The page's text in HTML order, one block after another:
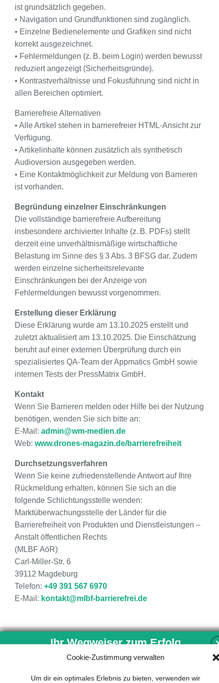
Cookie-Zustimmung verwalten
Um dir ein optimales Erlebnis zu bieten, verwenden wir
ist grundsätzlich gegeben.
• Navigation und Grundfunktionen sind zugänglich.
• Einzelne Bedienelemente und Grafiken sind nicht
korrekt ausgezeichnet.
• Fehlermeldungen (z. B. beim Login) werden bewusst
reduziert angezeigt (Sicherheitsgründe).
• Kontrastverhältnisse und Fokusführung sind nicht in
allen Bereichen optimiert.
Barrierefreie Alternativen
• Alle Artikel stehen in barrierefreier HTML-Ansicht zur
Verfügung.
• Artikelinhalte können zusätzlich als synthetisch
Audioversion ausgegeben werden.
• Eine Kontaktmöglichkeit zur Meldung von Barrieren
ist vorhanden.
Begründung einzelner Einschränkungen
Die vollständige barrierefreie Aufbereitung
insbesondere archivierter Inhalte (z. B. PDFs) stellt
derzeit eine unverhältnismäßige wirtschaftliche
Belastung im Sinne des § 3 Abs. 3 BFSG dar. Zudem
werden einzelne sicherheitsrelevante
Einschränkungen bei der Anzeige von
Fehlermeldungen bewusst vorgenommen.
Erstellung dieser Erklärung
Diese Erklärung wurde am 13.10.2025 erstellt und
zuletzt aktualisiert am 13.10.2025. Die Einschätzung
beruht auf einer externen Überprüfung durch ein
spezialisiertes QA-Team der Appmatics GmbH sowie
internen Tests der PressMatrix GmbH.
Kontakt
Wenn Sie Barrieren melden oder Hilfe bei der Nutzung
benötigen, wenden Sie sich bitte an:
E-Mail: admin@wm-medien.de
Web: www.drones-magazin.de/barrierefreiheit
Durchsetzungsverfahren
Wenn Sie keine zufriedenstellende Antwort auf Ihre
Rückmeldung erhalten, können Sie sich an die
folgende Schlichtungsstelle wenden:
Marktüberwachungsstelle der Länder für die
Barrierefreiheit von Produkten und Dienstleistungen –
Anstalt öffentlichen Rechts
(MLBF AöR)
Carl-Miller-Str. 6
39112 Magdeburg
Telefon: +49 391 567 6970
E-Mail: kontakt@mlbf-barrierefrei.de
Ihr Wegweiser zum Erfolg